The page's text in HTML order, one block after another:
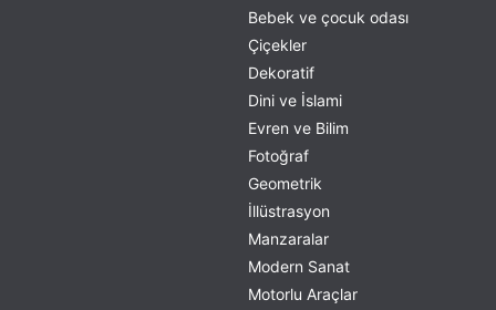
Bebek ve çocuk odası
Çiçekler
Dekoratif
Dini ve İslami
Evren ve Bilim
Fotoğraf
Geometrik
İllüstrasyon
Manzaralar
Modern Sanat
Motorlu Araçlar